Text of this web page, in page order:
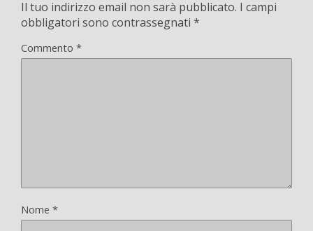
Il tuo indirizzo email non sarà pubblicato. I campi
obbligatori sono contrassegnati *
Commento *
Nome *